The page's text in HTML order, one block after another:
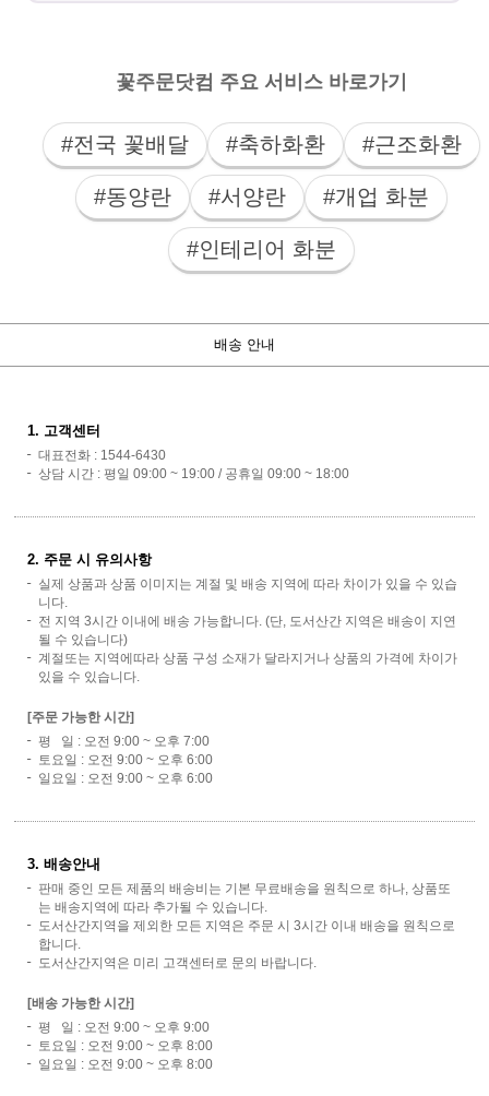
꽃주문닷컴 주요 서비스 바로가기
#전국 꽃배달 #축하화환 #근조화환
#동양란 #서양란 #개업 화분
#인테리어 화분
배송 안내
1. 고객센터
대표전화 : 1544-6430
상담 시간 : 평일 09:00 ~ 19:00 / 공휴일 09:00 ~ 18:00
2. 주문 시 유의사항
실제 상품과 상품 이미지는 계절 및 배송 지역에 따라 차이가 있을 수 있습
니다.
전 지역 3시간 이내에 배송 가능합니다. (단, 도서산간 지역은 배송이 지연
될 수 있습니다)
계절또는 지역에따라 상품 구성 소재가 달라지거나 상품의 가격에 차이가
있을 수 있습니다.
[주문 가능한 시간]
평 일 : 오전 9:00 ~ 오후 7:00
토요일 : 오전 9:00 ~ 오후 6:00
일요일 : 오전 9:00 ~ 오후 6:00
3. 배송안내
판매 중인 모든 제품의 배송비는 기본 무료배송을 원칙으로 하나, 상품또
는 배송지역에 따라 추가될 수 있습니다.
도서산간지역을 제외한 모든 지역은 주문 시 3시간 이내 배송을 원칙으로
합니다.
도서산간지역은 미리 고객센터로 문의 바랍니다.
[배송 가능한 시간]
평 일 : 오전 9:00 ~ 오후 9:00
토요일 : 오전 9:00 ~ 오후 8:00
일요일 : 오전 9:00 ~ 오후 8:00